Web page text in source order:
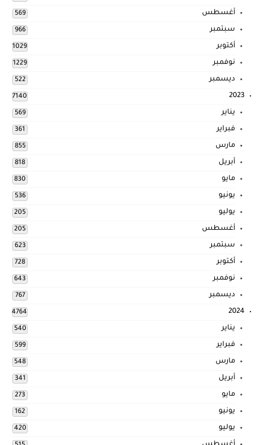
أغسطس 569
سبتمبر 966
أكتوبر 1029
نوفمبر 1229
ديسمبر 522
2023
7140
يناير 569
فبراير 361
مارس 855
أبريل 818
مايو 830
يونيو 536
يوليو 205
أغسطس 205
سبتمبر 623
أكتوبر 728
نوفمبر 643
ديسمبر 767
2024
4764
يناير 540
فبراير 599
مارس 548
أبريل 341
مايو 273
يونيو 162
يوليو 420